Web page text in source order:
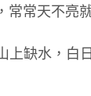
常天不亮
上缺水，白